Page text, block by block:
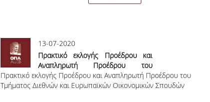
13-07-2020
Πρακτικό εκλογής Προέδρου και
Αναπληρωτή Προέδρου του
τμήματος Τμήματος Διεθνών και
Ευρωπαϊκών Οικονομικών Σπουδών
Πρακτικό εκλογής Προέδρου και Αναπληρωτή Προέδρου του
Τμήματος Διεθνών και Ευρωπαϊκών Οικονομικών Σπουδών